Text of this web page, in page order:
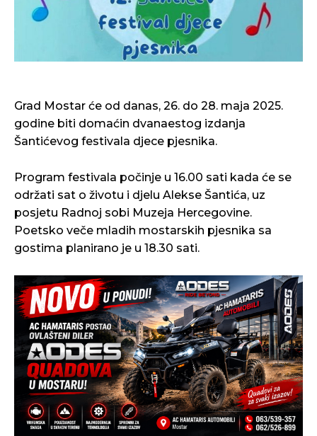
Grad Mostar će od danas, 26. do 28. maja 2025.
godine biti domaćin dvanaestog izdanja
Šantićevog festivala djece pjesnika.
Program festivala počinje u 16.00 sati kada će se
održati sat o životu i djelu Alekse Šantića, uz
posjetu Radnoj sobi Muzeja Hercegovine.
Poetsko veče mladih mostarskih pjesnika sa
gostima planirano je u 18.30 sati.